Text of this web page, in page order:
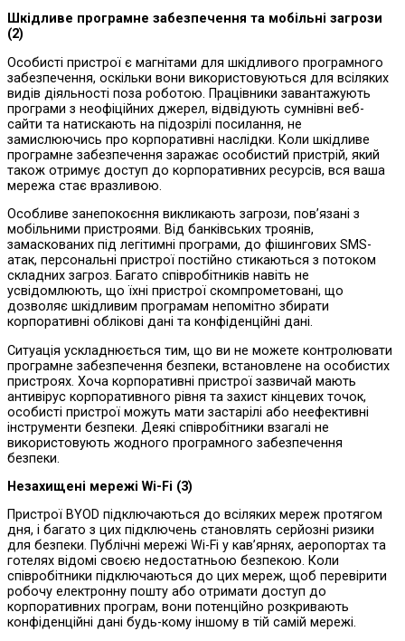
Шкідливе програмне забезпечення та мобільні загрози
(2)
Особисті пристрої є магнітами для шкідливого програмного
забезпечення, оскільки вони використовуються для всіляких
видів діяльності поза роботою. Працівники завантажують
програми з неофіційних джерел, відвідують сумнівні веб-
сайти та натискають на підозрілі посилання, не
замислюючись про корпоративні наслідки. Коли шкідливе
програмне забезпечення заражає особистий пристрій, який
також отримує доступ до корпоративних ресурсів, вся ваша
мережа стає вразливою.
Особливе занепокоєння викликають загрози, пов’язані з
мобільними пристроями. Від банківських троянів,
замаскованих під легітимні програми, до фішингових SMS-
атак, персональні пристрої постійно стикаються з потоком
складних загроз. Багато співробітників навіть не
усвідомлюють, що їхні пристрої скомпрометовані, що
дозволяє шкідливим програмам непомітно збирати
корпоративні облікові дані та конфіденційні дані.
Ситуація ускладнюється тим, що ви не можете контролювати
програмне забезпечення безпеки, встановлене на особистих
пристроях. Хоча корпоративні пристрої зазвичай мають
антивірус корпоративного рівня та захист кінцевих точок,
особисті пристрої можуть мати застарілі або неефективні
інструменти безпеки. Деякі співробітники взагалі не
використовують жодного програмного забезпечення
безпеки.
Незахищені мережі Wi-Fi (3)
Пристрої BYOD підключаються до всіляких мереж протягом
дня, і багато з цих підключень становлять серйозні ризики
для безпеки. Публічні мережі Wi-Fi у кав’ярнях, аеропортах та
готелях відомі своєю недостатньою безпекою. Коли
співробітники підключаються до цих мереж, щоб перевірити
робочу електронну пошту або отримати доступ до
корпоративних програм, вони потенційно розкривають
конфіденційні дані будь-кому іншому в тій самій мережі.